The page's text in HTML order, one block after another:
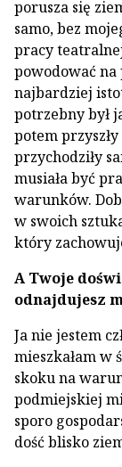
porusza się
samo, bez
pracy
powodować na
najbardziej
potrzebny był
potem
przychodziły
musiała być
warunków.
w swoich
który
A Twoje
odnajdujesz
Ja nie jestem
mieszkałam w
skoku na
podmiejskiej
sporo
dość blisko